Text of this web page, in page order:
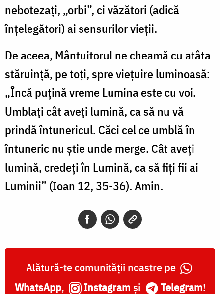
nebotezaţi, „orbi”, ci văzători (adică
înţelegători) ai sensurilor vieţii.
De aceea, Mântuitorul ne cheamă cu atâta
stăruinţă, pe toţi, spre vieţuire luminoasă:
„Încă puţină vreme Lumina este cu voi.
Umblaţi cât aveţi lumină, ca să nu vă
prindă întunericul. Căci cel ce umblă în
întuneric nu ştie unde merge. Cât aveţi
lumină, credeţi în Lumină, ca să fiţi fii ai
Luminii” (Ioan 12, 35-36). Amin.
Alătură-te comunității noastre pe
WhatsApp, Instagram și Telegram!